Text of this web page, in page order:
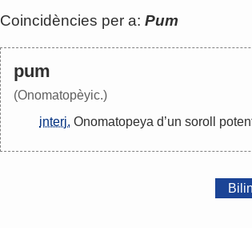
Coincidències per a: Pum
pum
(Onomatopèyic.)
interj. Onomatopeya d’un soroll